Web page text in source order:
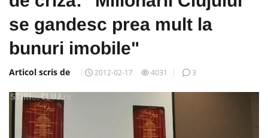
se gandesc prea mult la
bunuri imobile"
Articol scris de 2012-02-17 4031 3